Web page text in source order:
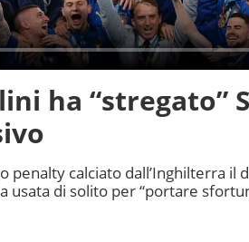
ha “stregato”
penalty calciato dall’Inghilterra il
usata di solito per “portare